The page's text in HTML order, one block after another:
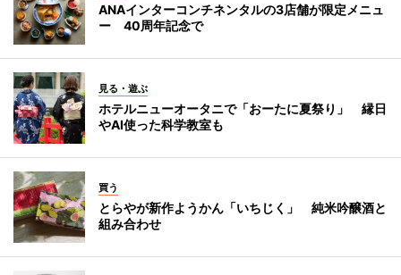
ANAインターコンチネンタルの3店舗が限定メニュ
ー 40周年記念で
見る・遊ぶ
ホテルニューオータニで「おーたに夏祭り」 縁日
やAI使った科学教室も
買う
とらやが新作ようかん「いちじく」 純米吟醸酒と
組み合わせ